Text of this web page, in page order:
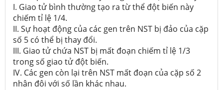
I. Giao tử bình thường tạo ra từ thể đột biến này
chiếm tỉ lệ 1/4.
II. Sự hoạt động của các gen trên NST bị đảo của cặp
số 5 có thể bị thay đổi.
III. Giao tử chứa NST bị mất đoạn chiếm tỉ lệ 1/3
trong số giao tử đột biến.
IV. Các gen còn lại trên NST mất đoạn của cặp số 2
nhân đôi với số lần khác nhau.